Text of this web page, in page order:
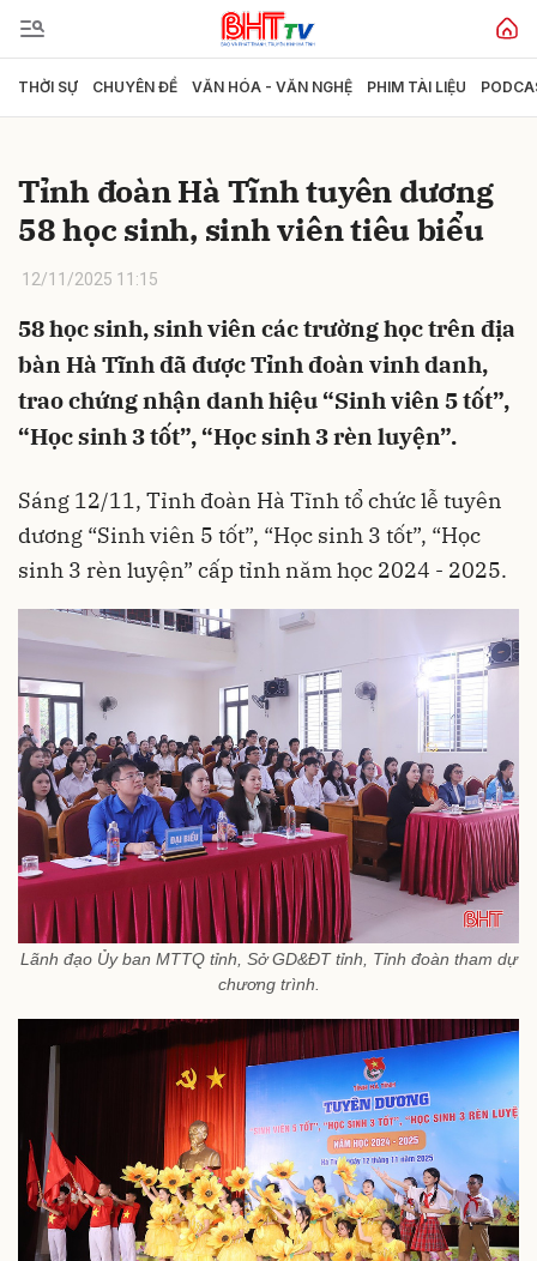
THỜI SỰ CHUYÊN ĐỀ VĂN HÓA - VĂN NGHỆ PHIM TÀI LIỆU
Tỉnh đoàn Hà Tĩnh tuyên dương
58 học sinh, sinh viên tiêu biểu
12/11/2025 11:15
58 học sinh, sinh viên các trường học trên địa
bàn Hà Tĩnh đã được Tỉnh đoàn vinh danh,
trao chứng nhận danh hiệu “Sinh viên 5 tốt”,
“Học sinh 3 tốt”, “Học sinh 3 rèn luyện”.
Sáng 12/11, Tỉnh đoàn Hà Tĩnh tổ chức lễ tuyên
dương “Sinh viên 5 tốt”, “Học sinh 3 tốt”, “Học
sinh 3 rèn luyện” cấp tỉnh năm học 2024 - 2025.
Lãnh đạo Ủy ban MTTQ tỉnh, Sở GD&ĐT tỉnh, Tỉnh đoàn tham dự
chương trình.
Gửi bình luận
Hủy Gửi